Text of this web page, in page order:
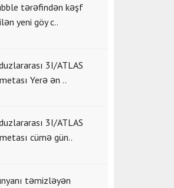
tərəfindən kəşf
yeni göy c..
3I/ATLAS
Yerə ən ..
3I/ATLAS
cümə gün..
təmizləyən